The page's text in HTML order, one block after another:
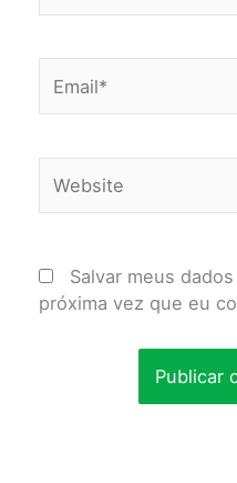
Salvar meus
próxima vez que eu